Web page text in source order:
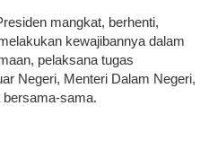
mangkat, berhenti,
kewajibannya dalam
pelaksana tugas
Negeri, Menteri Dalam Negeri,
sama.